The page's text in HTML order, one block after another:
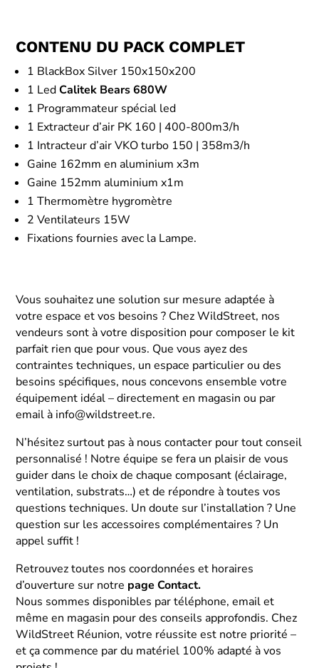
CONTENU DU PACK COMPLET
1 BlackBox Silver 150x150x200
1 LedCalitek Bears 680W
1 Programmateur spécial led
1 Extracteur d’air PK 160 | 400-800m3/h
1 Intracteur d’air VKO turbo 150 | 358m3/h
Gaine 162mm en aluminium x3m
Gaine 152mm aluminium x1m
1 Thermomètre hygromètre
2 Ventilateurs 15W
Fixations fournies avec la Lampe.
Vous souhaitez une solution sur mesure adaptée à
votre espace et vos besoins ? Chez WildStreet, nos
vendeurs sont à votre disposition pour composer le kit
parfait rien que pour vous. Que vous ayez des
contraintes techniques, un espace particulier ou des
besoins spécifiques, nous concevons ensemble votre
équipement idéal – directement en magasin ou par
email à info@wildstreet.re.
N’hésitez surtout pas à nous contacter pour tout conseil
personnalisé ! Notre équipe se fera un plaisir de vous
guider dans le choix de chaque composant (éclairage,
ventilation, substrats…) et de répondre à toutes vos
questions techniques. Un doute sur l’installation ? Une
question sur les accessoires complémentaires ? Un
appel suffit !
Retrouvez toutes nos coordonnées et horaires
d’ouverture sur notre page Contact.
Nous sommes disponibles par téléphone, email et
même en magasin pour des conseils approfondis. Chez
WildStreet Réunion, votre réussite est notre priorité –
et ça commence par du matériel 100% adapté à vos